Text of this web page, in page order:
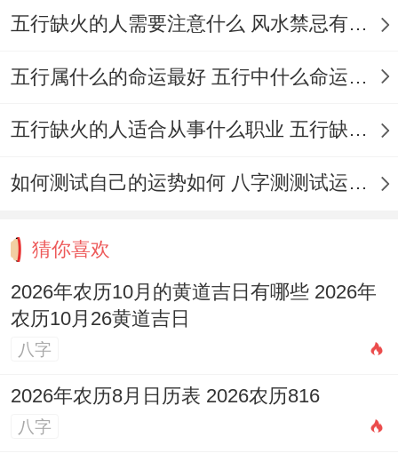
段;如优先选择子、丑、卯、申、酉时进行吉
者需谨慎行事; due to日柱甲子，建议咨询更
多个人八字以细化！第三;方位协调:活动时
开南方与北方凶煞方位！第四~灵活调整：
状况合现代安排 避免盲目遵循！对于重大事
件如婚姻或安葬 -建议提前规划并考虑总体
上月相合节气;2026年12月22日冬至将至 -阳
气初生;可作为后续吉日的参考！
2026年12月其他吉日参考
五行缺火的人需要注意什么 风水禁忌有哪些
五行属什么的命运最好 五行中什么命运势旺盛
五行缺火的人适合从事什么职业 五行缺火的人适合从事的职业有哪些
如何测试自己的运势如何 八字测测试运运程
猜你喜欢
2026年农历10月的黄道吉日有哪些 2026年
农历10月26黄道吉日
八字
2026年农历8月日历表 2026农历816
八字